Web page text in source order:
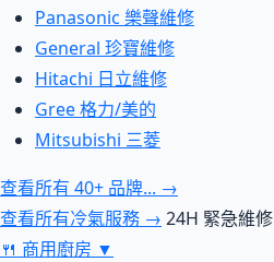
Panasonic 樂聲維修
General 珍寶維修
Hitachi 日立維修
Gree 格力/美的
Mitsubishi 三菱
查看所有 40+ 品牌... →
查看所有冷氣服務 → 24H 緊急維修
🍴 商用廚房 ▼